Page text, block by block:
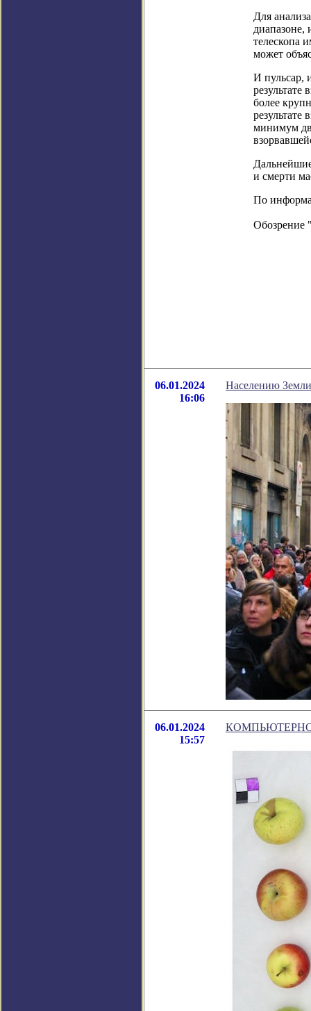
Для
телескопа
может
И пульсар,
результате
более
минимум
и смерти
По
Обозрение
06.01.2024
16:06
Населению
06.01.2024
15:57